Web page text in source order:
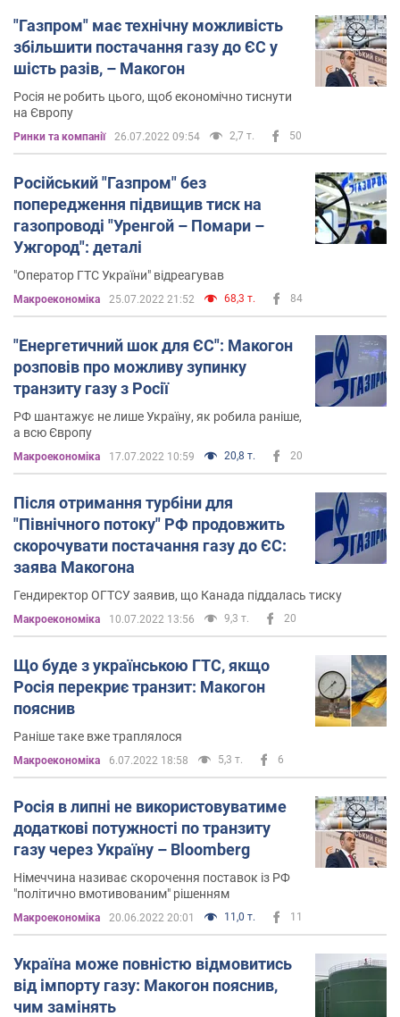
"Газпром" має технічну можливість
збільшити постачання газу до ЄС у
шість разів, – Макогон
Росія не робить цього, щоб економічно тиснути
на Європу
Ринки та компанії 26.07.2022 09:54 2,7 т. 50
Російський "Газпром" без
попередження підвищив тиск на
газопроводі "Уренгой – Помари –
Ужгород": деталі
"Оператор ГТС України" відреагував
Mакроекономіка 25.07.2022 21:52 68,3 т. 84
"Енергетичний шок для ЄС": Макогон
розповів про можливу зупинку
транзиту газу з Росії
РФ шантажує не лише Україну, як робила раніше,
а всю Європу
Mакроекономіка 17.07.2022 10:59 20,8 т. 20
Після отримання турбіни для
"Північного потоку" РФ продовжить
скорочувати постачання газу до ЄС:
заява Макогона
Гендиректор ОГТСУ заявив, що Канада піддалась тиску
Mакроекономіка 10.07.2022 13:56 9,3 т. 20
Що буде з українською ГТС, якщо
Росія перекриє транзит: Макогон
пояснив
Раніше таке вже траплялося
Mакроекономіка 6.07.2022 18:58 5,3 т. 6
Росія в липні не використовуватиме
додаткові потужності по транзиту
газу через Україну – Bloomberg
Німеччина називає скорочення поставок із РФ
"політично вмотивованим" рішенням
Mакроекономіка 20.06.2022 20:01 11,0 т. 11
Україна може повністю відмовитись
від імпорту газу: Макогон пояснив,
чим замінять